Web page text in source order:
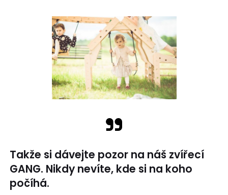
Takže si dávejte pozor na náš zvířecí
GANG. Nikdy nevíte, kde si na koho
počíhá.